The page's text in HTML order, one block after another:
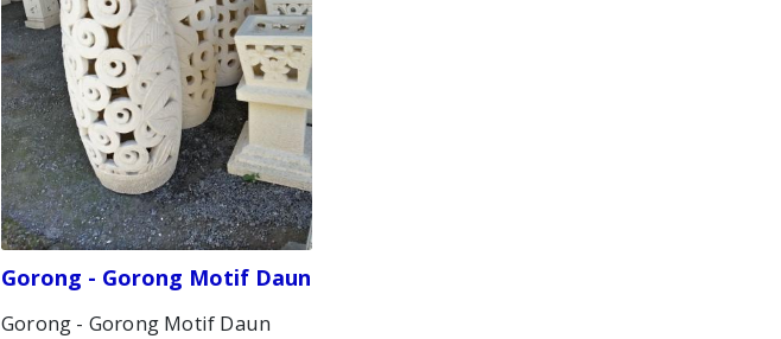
Gorong - Gorong Motif Daun
Gorong - Gorong Motif Daun